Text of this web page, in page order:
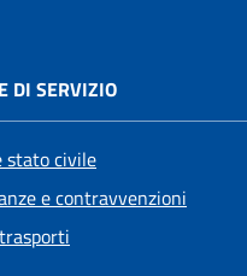
DI SERVIZIO
stato civile
e contravvenzioni